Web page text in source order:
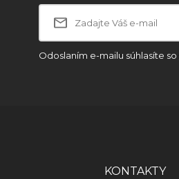
Odoslaním e-mailu súhlasíte so
KONTAKTY